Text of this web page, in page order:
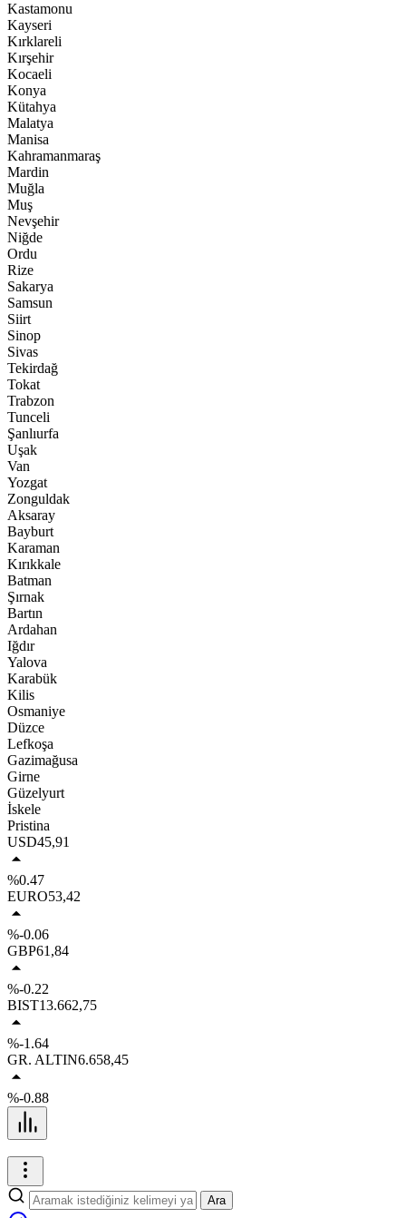
Kastamonu
Kayseri
Kırklareli
Kırşehir
Kocaeli
Konya
Kütahya
Malatya
Manisa
Kahramanmaraş
Mardin
Muğla
Muş
Nevşehir
Niğde
Ordu
Rize
Sakarya
Samsun
Siirt
Sinop
Sivas
Tekirdağ
Tokat
Trabzon
Tunceli
Şanlıurfa
Uşak
Van
Yozgat
Zonguldak
Aksaray
Bayburt
Karaman
Kırıkkale
Batman
Şırnak
Bartın
Ardahan
Iğdır
Yalova
Karabük
Kilis
Osmaniye
Düzce
Lefkoşa
Gazimağusa
Girne
Güzelyurt
İskele
Pristina
USD45,91
%0.47
EURO53,42
%-0.06
GBP61,84
%-0.22
BIST13.662,75
%-1.64
GR. ALTIN6.658,45
%-0.88
Ara